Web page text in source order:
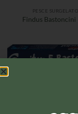
PESCE SURGELATO
Findus Bastoncini